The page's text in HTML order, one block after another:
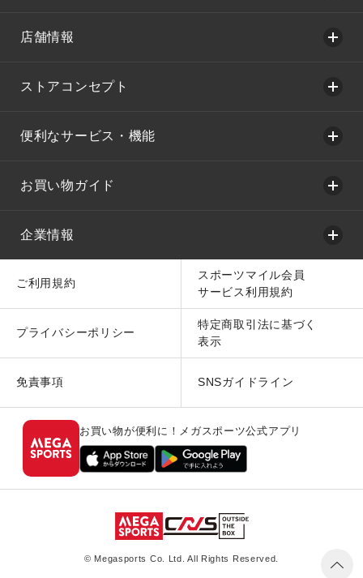
店舗情報
ストアコンセプト
便利なサービス・機能
お買い物ガイド
企業情報
ご利用規約
スポーツマイル会員
サービス利用規約
プライバシーポリシー
特定商取引法に基づく
表示
免責事項 SNSガイドライン
お買い物が便利に！メガスポーツ公式アプリ
© Megasports Co. Ltd. All Rights Reserved.